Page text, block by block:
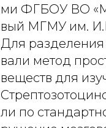
ми ФГБОУ ВО
вый МГМУ им.
Для
вали метод
веществ для
ли по